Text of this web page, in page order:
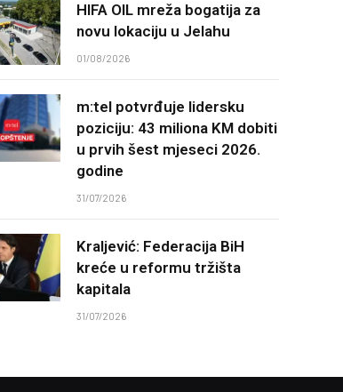
HIFA OIL mreža bogatija za
novu lokaciju u Jelahu
01/08/2026
m:tel potvrđuje lidersku
poziciju: 43 miliona KM dobiti
u prvih šest mjeseci 2026.
godine
31/07/2026
Kraljević: Federacija BiH
kreće u reformu tržišta
kapitala
31/07/2026